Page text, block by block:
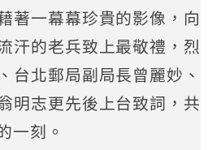
著一幕幕珍貴的影像，向
汗的老兵致上最敬禮，烈
台北郵局副局長曾麗妙、
明志更先後上台致詞，共
一刻。